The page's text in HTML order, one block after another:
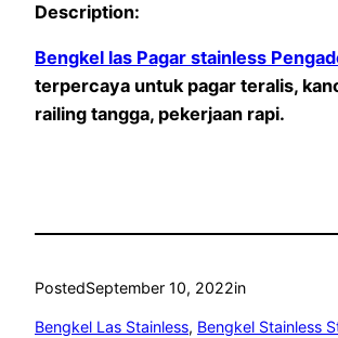
Description:
Bengkel las Pagar stainless
terpercaya untuk pagar teralis,
railing tangga, pekerjaan rapi.
PostedSeptember 10, 2022in
Bengkel Las Stainless, Bengkel Stainless